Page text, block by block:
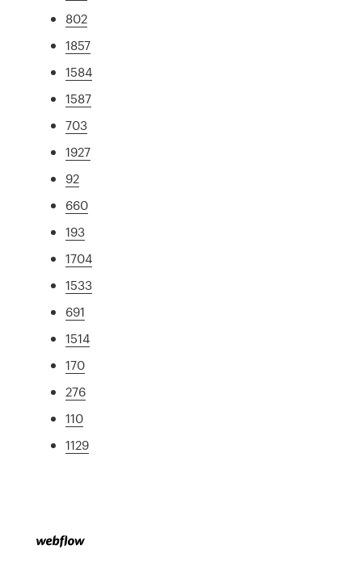
802
1857
1584
1587
703
1927
92
660
193
1704
1533
691
1514
170
276
110
1129